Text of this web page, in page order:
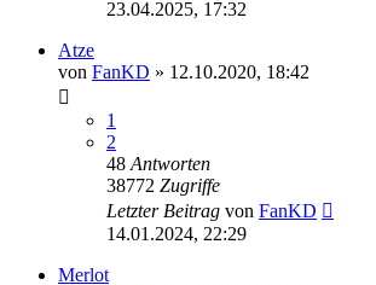
23.04.2025, 17:32
Atze
von FanKD » 12.10.2020, 18:42
1
2
48 Antworten
38772 Zugriffe
Letzter Beitrag von FanKD
14.01.2024, 22:29
Merlot